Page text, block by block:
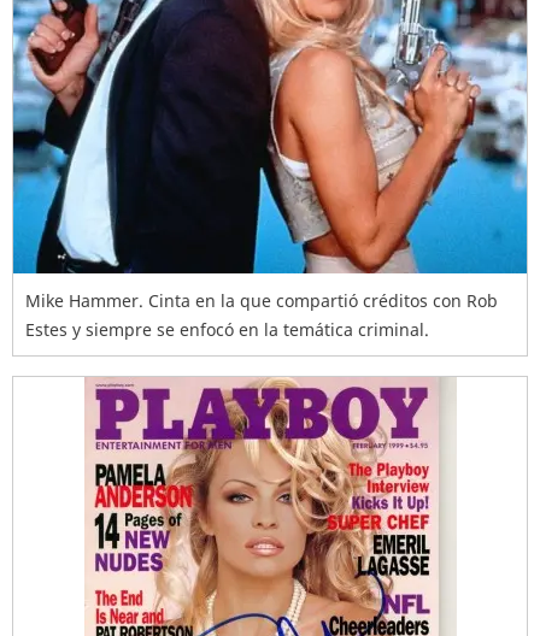
Mike Hammer. Cinta en la que compartió créditos con Rob
Estes y siempre se enfocó en la temática criminal.